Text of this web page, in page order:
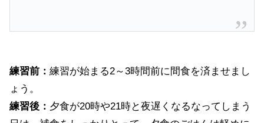
練習前： 練習が始まる2～3時間前に間食を済ませまし
ょう。
練習後： 夕食が20時や21時と夜遅くなるなってしまう